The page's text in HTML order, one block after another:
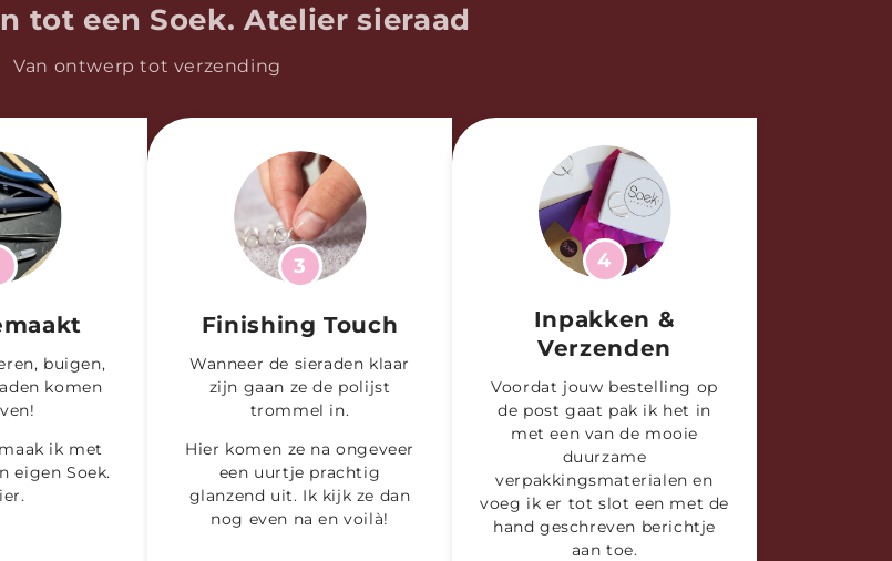
tot een Soek. Atelier sieraad
Van ontwerp tot verzending
buigen,
komen
ik met
eigen Soek.
3
Finishing Touch
Wanneer de sieraden klaar
zijn gaan ze de polijst
trommel in.
Hier komen ze na ongeveer
een uurtje prachtig
glanzend uit. Ik kijk ze dan
nog even na en voilà!
4
Inpakken &
Verzenden
Voordat jouw bestelling op
de post gaat pak ik het in
met een van de mooie
duurzame
verpakkingsmaterialen en
voeg ik er tot slot een met de
hand geschreven berichtje
aan toe.